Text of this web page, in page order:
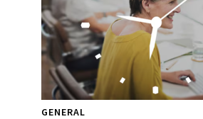
GENERAL